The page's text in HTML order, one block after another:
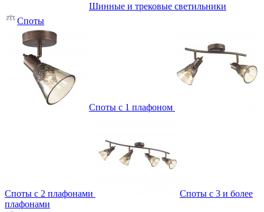
Шинные и трековые светильники
Споты
Споты с 1 плафоном
Споты с 2 плафонами
Споты с 3 и более
плафонами